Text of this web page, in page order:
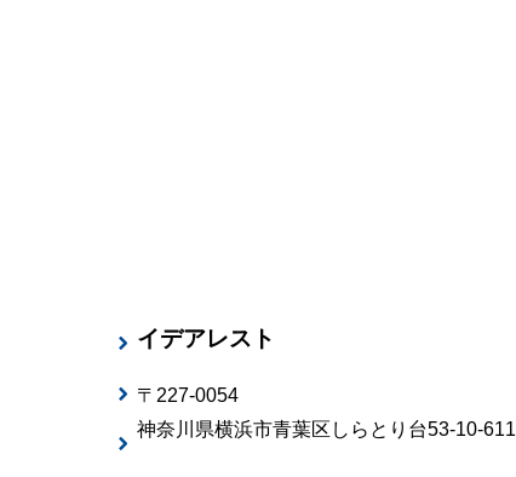
イデアレスト
〒227-0054
神奈川県横浜市青葉区しらとり台53-10-611